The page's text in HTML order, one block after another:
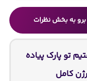
برو به بخش نظرات
تو پارک پیاده
کامل